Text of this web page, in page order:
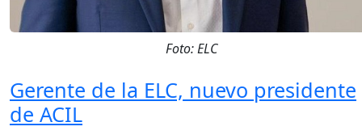
Foto: ELC
Gerente de la ELC, nuevo presidente
de ACIL